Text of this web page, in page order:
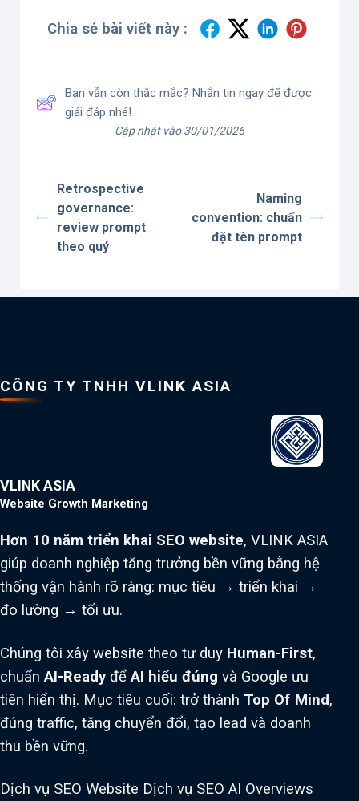
Chia sẻ bài viết này :
Bạn vẫn còn thắc mắc? Nhắn tin ngay để được
giải đáp nhé!
Cập nhật vào 30/01/2026
Retrospective
governance:
review prompt
theo quý
Naming
convention: chuẩn
đặt tên prompt
CÔNG TY TNHH VLINK ASIA
VLINK ASIA
Website Growth Marketing
Hơn 10 năm triển khai SEO website, VLINK ASIA
giúp doanh nghiệp tăng trưởng bền vững bằng hệ
thống vận hành rõ ràng: mục tiêu → triển khai →
đo lường → tối ưu.
Chúng tôi xây website theo tư duy Human-First,
chuẩnAI-Ready đểAI hiểu đúng và Google ưu
tiên hiển thị. Mục tiêu cuối: trở thành Top Of Mind,
đúng traffic, tăng chuyển đổi, tạo lead và doanh
thu bền vững.
Dịch vụ SEO Website Dịch vụ SEO AI Overviews